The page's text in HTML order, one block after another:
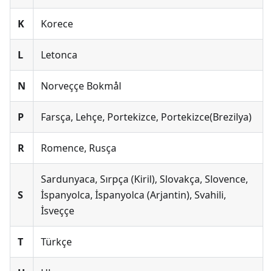
K Korece
L Letonca
N Norveççe Bokmål
P Farsça, Lehçe, Portekizce, Portekizce(Brezilya)
R Romence, Rusça
S
Sardunyaca, Sırpça (Kiril), Slovakça, Slovence,
İspanyolca, İspanyolca (Arjantin), Svahili,
İsveççe
T Türkçe